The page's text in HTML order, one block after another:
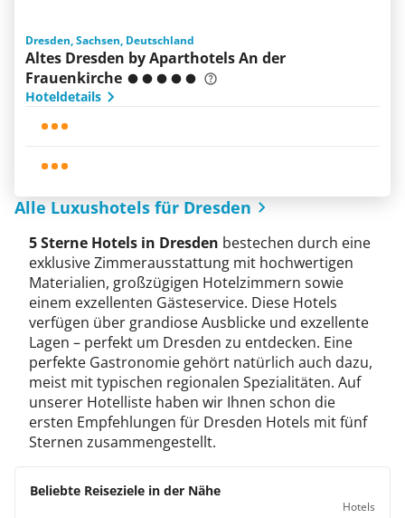
Dresden, Sachsen, Deutschland
Altes Dresden by Aparthotels An der
Frauenkirche
Hoteldetails
Alle Luxushotels für Dresden
5 Sterne Hotels in Dresden bestechen durch eine
exklusive Zimmerausstattung mit hochwertigen
Materialien, großzügigen Hotelzimmern sowie
einem exzellenten Gästeservice. Diese Hotels
verfügen über grandiose Ausblicke und exzellente
Lagen – perfekt um Dresden zu entdecken. Eine
perfekte Gastronomie gehört natürlich auch dazu,
meist mit typischen regionalen Spezialitäten. Auf
unserer Hotelliste haben wir Ihnen schon die
ersten Empfehlungen für Dresden Hotels mit fünf
Sternen zusammengestellt.
Beliebte Reiseziele in der Nähe
Hotels